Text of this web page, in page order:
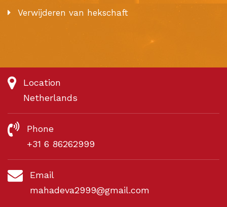
Verwijderen van hekschaft
Location
Netherlands
Phone
+31 6 86262999
Email
mahadeva2999@gmail.com